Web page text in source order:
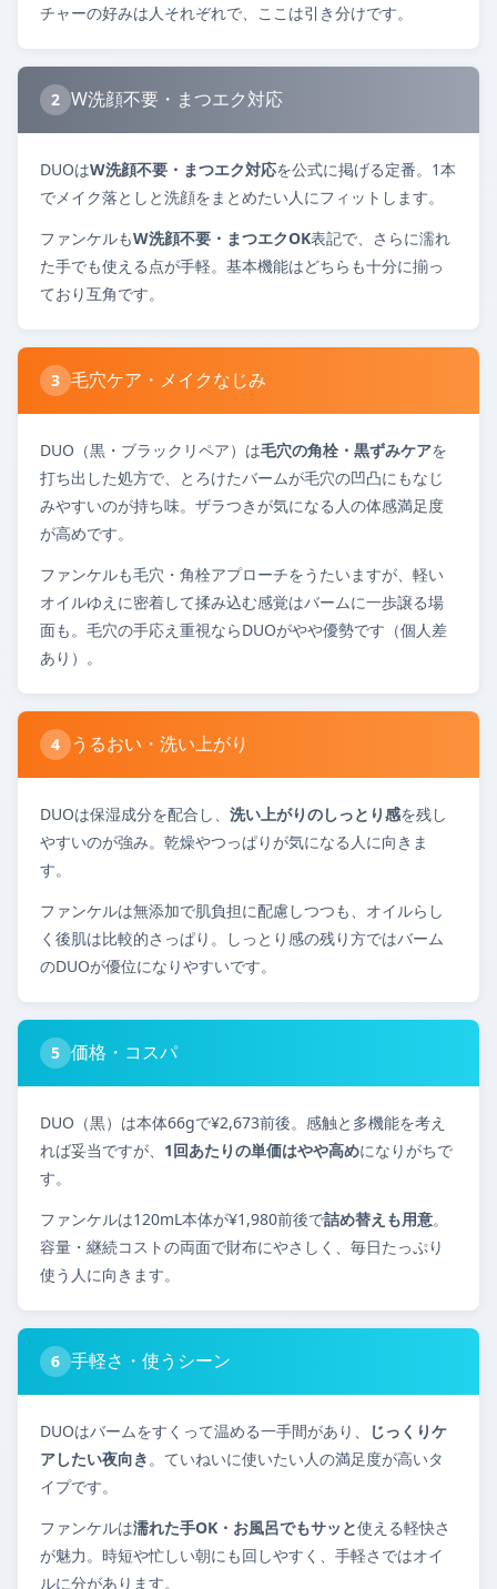
チャーの好みは人それぞれで、ここは引き分けです。
2 W洗顔不要・まつエク対応
DUOはW洗顔不要・まつエク対応を公式に掲げる定番。1本
でメイク落としと洗顔をまとめたい人にフィットします。
ファンケルもW洗顔不要・まつエクOK表記で、さらに濡れ
た手でも使える点が手軽。基本機能はどちらも十分に揃っ
ており互角です。
3 毛穴ケア・メイクなじみ
DUO（黒・ブラックリペア）は毛穴の角栓・黒ずみケアを
打ち出した処方で、とろけたバームが毛穴の凹凸にもなじ
みやすいのが持ち味。ザラつきが気になる人の体感満足度
が高めです。
ファンケルも毛穴・角栓アプローチをうたいますが、軽い
オイルゆえに密着して揉み込む感覚はバームに一歩譲る場
面も。毛穴の手応え重視ならDUOがやや優勢です（個人差
あり）。
4 うるおい・洗い上がり
DUOは保湿成分を配合し、 洗い上がりのしっとり感を残し
やすいのが強み。乾燥やつっぱりが気になる人に向きま
す。
ファンケルは無添加で肌負担に配慮しつつも、オイルらし
く後肌は比較的さっぱり。しっとり感の残り方ではバーム
のDUOが優位になりやすいです。
5 価格・コスパ
DUO（黒）は本体66gで¥2,673前後。感触と多機能を考え
れば妥当ですが、 1回あたりの単価はやや高めになりがちで
す。
ファンケルは120mL本体が¥1,980前後で詰め替えも用意。
容量・継続コストの両面で財布にやさしく、毎日たっぷり
使う人に向きます。
6 手軽さ・使うシーン
DUOはバームをすくって温める一手間があり、
じっくりケ
アしたい夜向き 。ていねいに使いたい人の満足度が高いタ
イプです。
ファンケルは濡れた手OK・お風呂でもサッと使える軽快さ
が魅力。時短や忙しい朝にも回しやすく、手軽さではオイ
ルに分があります。